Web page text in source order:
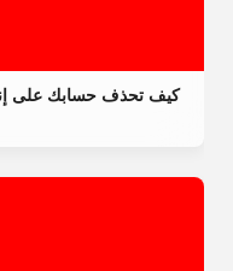
كيف تحذف حسابك على